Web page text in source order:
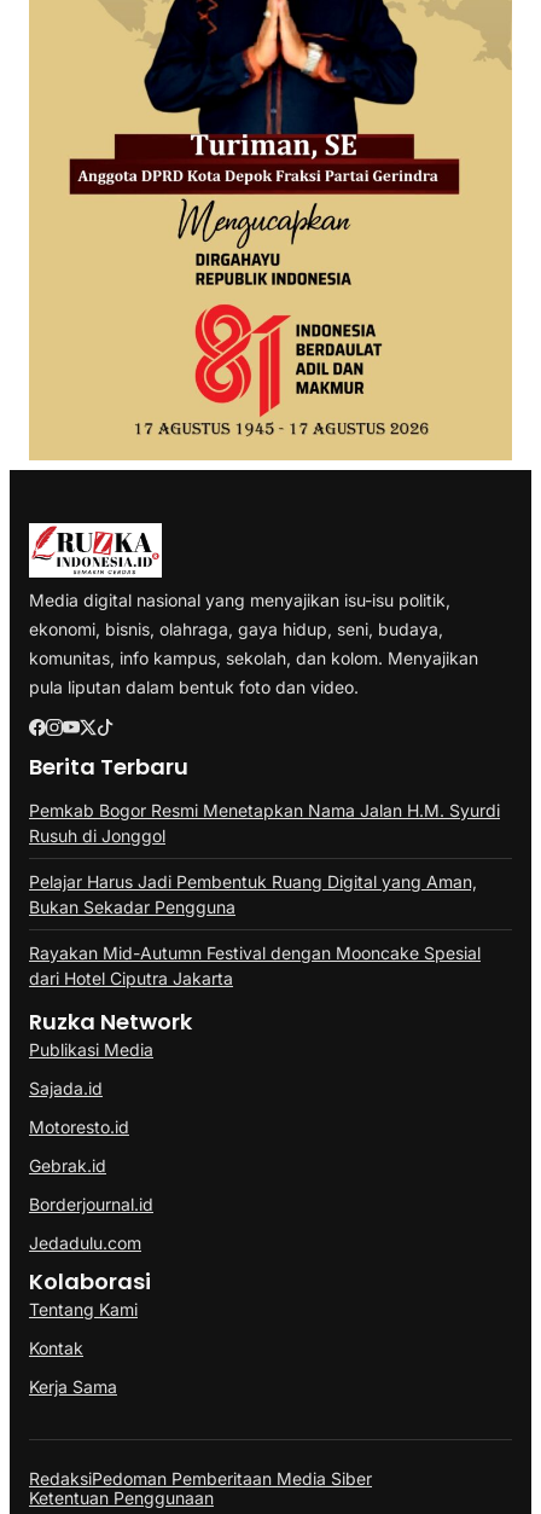
Media digital nasional yang menyajikan isu-isu politik,
ekonomi, bisnis, olahraga, gaya hidup, seni, budaya,
komunitas, info kampus, sekolah, dan kolom. Menyajikan
pula liputan dalam bentuk foto dan video.
Berita Terbaru
Pemkab Bogor Resmi Menetapkan Nama Jalan H.M. Syurdi
Rusuh di Jonggol
Pelajar Harus Jadi Pembentuk Ruang Digital yang Aman,
Bukan Sekadar Pengguna
Rayakan Mid-Autumn Festival dengan Mooncake Spesial
dari Hotel Ciputra Jakarta
Ruzka Network
Publikasi Media
Sajada.id
Motoresto.id
Gebrak.id
Borderjournal.id
Jedadulu.com
Kolaborasi
Tentang Kami
Kontak
Kerja Sama
RedaksiPedoman Pemberitaan Media Siber
Ketentuan Penggunaan